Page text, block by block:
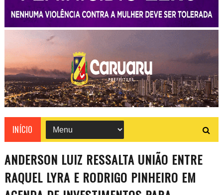
INÍCIO
ANDERSON LUIZ RESSALTA UNIÃO ENTRE
RAQUEL LYRA E RODRIGO PINHEIRO EM